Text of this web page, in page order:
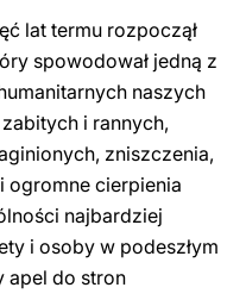
lat termu rozpoczął
spowodował jedną z
naszych
i rannych,
zniszczenia,
ogromne cierpienia
najbardziej
i osoby w podeszłym
apel do stron